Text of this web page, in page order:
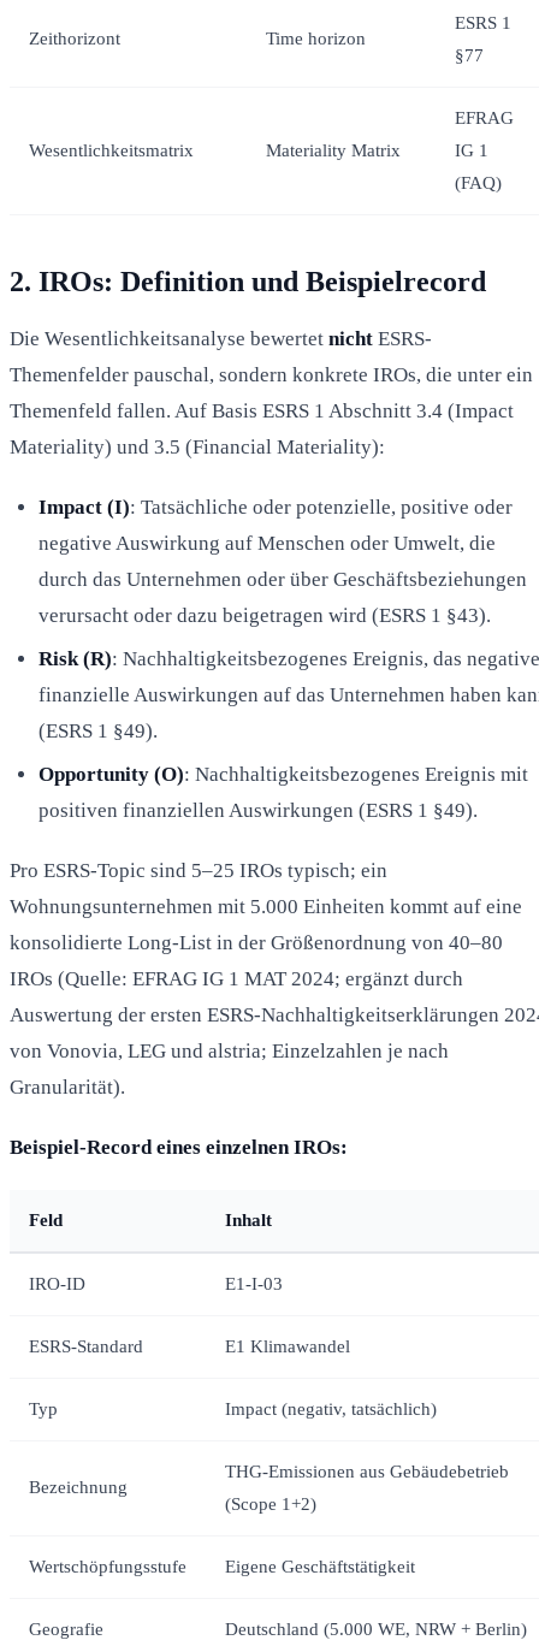
Zeithorizont Time horizon
ESRS 1
§77
Wesentlichkeitsmatrix Materiality Matrix
EFRAG
IG 1
(FAQ)
2. IROs: Definition und Beispielrecord
Die Wesentlichkeitsanalyse bewertet nicht ESRS-
Themenfelder pauschal, sondern konkrete IROs, die unter ein
Themenfeld fallen. Auf Basis ESRS 1 Abschnitt 3.4 (Impact
Materiality) und 3.5 (Financial Materiality):
Impact (I): Tatsächliche oder potenzielle, positive oder
negative Auswirkung auf Menschen oder Umwelt, die
durch das Unternehmen oder über Geschäftsbeziehungen
verursacht oder dazu beigetragen wird (ESRS 1 §43).
Risk (R): Nachhaltigkeitsbezogenes Ereignis, das negative
finanzielle Auswirkungen auf das Unternehmen haben
(ESRS 1 §49).
Opportunity (O): Nachhaltigkeitsbezogenes Ereignis mit
positiven finanziellen Auswirkungen (ESRS 1 §49).
Pro ESRS-Topic sind 5–25 IROs typisch; ein
Wohnungsunternehmen mit 5.000 Einheiten kommt auf eine
konsolidierte Long-List in der Größenordnung von 40–80
IROs (Quelle: EFRAG IG 1 MAT 2024; ergänzt durch
Auswertung der ersten ESRS-Nachhaltigkeitserklärungen
von Vonovia, LEG und alstria; Einzelzahlen je nach
Granularität).
Beispiel-Record eines einzelnen IROs:
Feld Inhalt
IRO-ID E1-I-03
ESRS-Standard E1 Klimawandel
Typ Impact (negativ, tatsächlich)
Bezeichnung
THG-Emissionen aus Gebäudebetrieb
(Scope 1+2)
Wertschöpfungsstufe Eigene Geschäftstätigkeit
Geografie Deutschland (5.000 WE, NRW + Berlin)